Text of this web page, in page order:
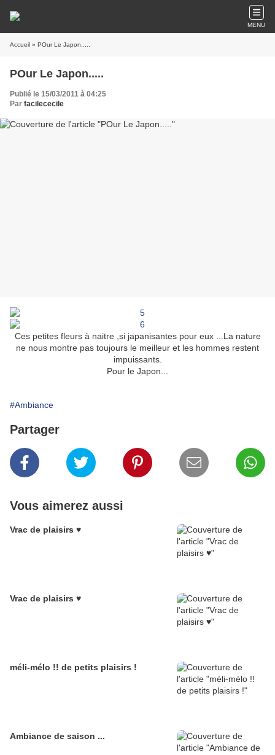
MENU
Accueil » POur Le Japon.....
POur Le Japon.....
Publié le 15/03/2011 à 04:25
Par facilececile
Ces petites fleurs à naitre ,si japanisantes pour eux ...La nature
ne nous montre pas toujours le meilleur et les hommes restent
impuissants.
Pour le Japon...
#Ambiance
Partager
Vous aimerez aussi
Vrac de plaisirs ♥
Vrac de plaisirs ♥
méli-mélo !! de petits plaisirs !
Ambiance de saison ...